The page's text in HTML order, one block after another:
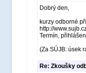
Dobrý den,
kurzy odborné
http://
Termín,
(Za SÚJB: úsek
Re: Zkoušky